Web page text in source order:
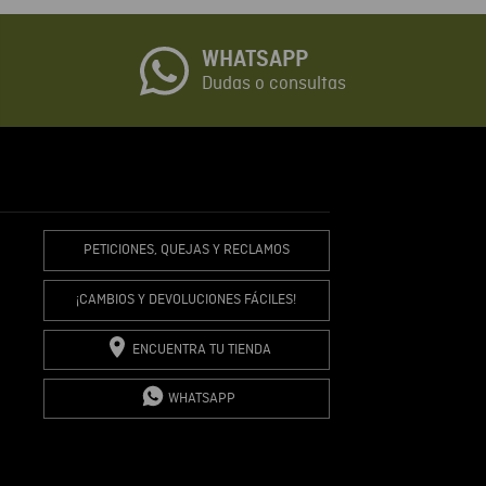
COMENTARIO
WHATSAPP
Dudas o consultas
PETICIONES, QUEJAS Y RECLAMOS
¡CAMBIOS Y DEVOLUCIONES FÁCILES!
ENCUENTRA TU TIENDA
WHATSAPP